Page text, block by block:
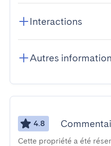
Interactions
Autres
4.8
Cette propriété a été